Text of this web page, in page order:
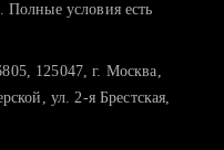
Полные условия есть
125047, г. Москва,
ул. 2-я Брестская,